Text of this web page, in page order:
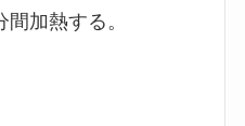
加熱する。